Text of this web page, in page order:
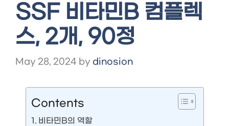
SSF 비타민B 컴플렉
스, 2개, 90정
May 28, 2024 by dinosion
Contents
비타민B의 역할